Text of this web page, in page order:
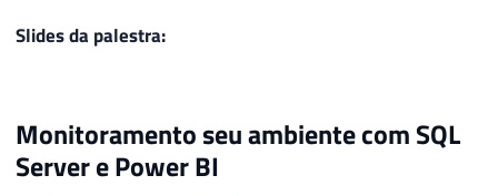
Slides da palestra:
Monitoramento seu ambiente com SQL
Server e Power BI